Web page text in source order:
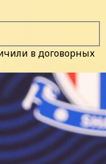
в договорных